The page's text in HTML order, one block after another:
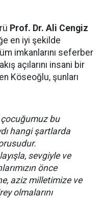
Prof. Dr. Ali Cengiz
en iyi şekilde
imkanlarını seferber
açılarını insani bir
Köseoğlu, şunları
çocuğumuz bu
hangi şartlarda
sevgiyle ve
önce
aziz milletimize ve
olmalarını